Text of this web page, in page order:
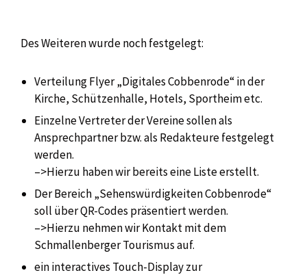
Des Weiteren wurde noch festgelegt:
Verteilung Flyer „Digitales Cobbenrode“ in der
Kirche, Schützenhalle, Hotels, Sportheim etc.
Einzelne Vertreter der Vereine sollen als
Ansprechpartner bzw. als Redakteure festgelegt
werden.
–>Hierzu haben wir bereits eine Liste erstellt.
Der Bereich „Sehenswürdigkeiten Cobbenrode“
soll über QR-Codes präsentiert werden.
–>Hierzu nehmen wir Kontakt mit dem
Schmallenberger Tourismus auf.
ein interactives Touch-Display zur